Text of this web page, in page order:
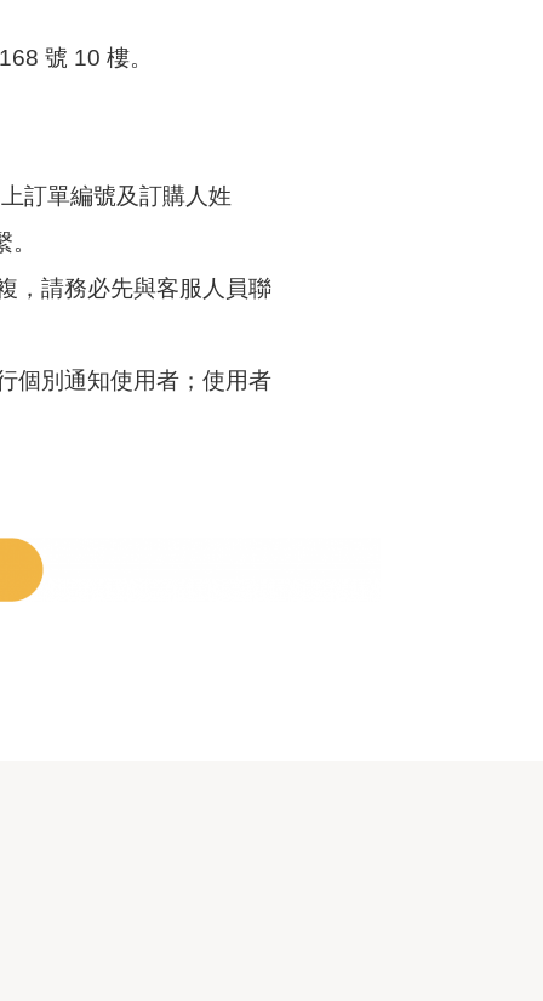
號 10 樓。
訂單編號及訂購人姓
，請務必先與客服人員聯
個別通知使用者；使用者